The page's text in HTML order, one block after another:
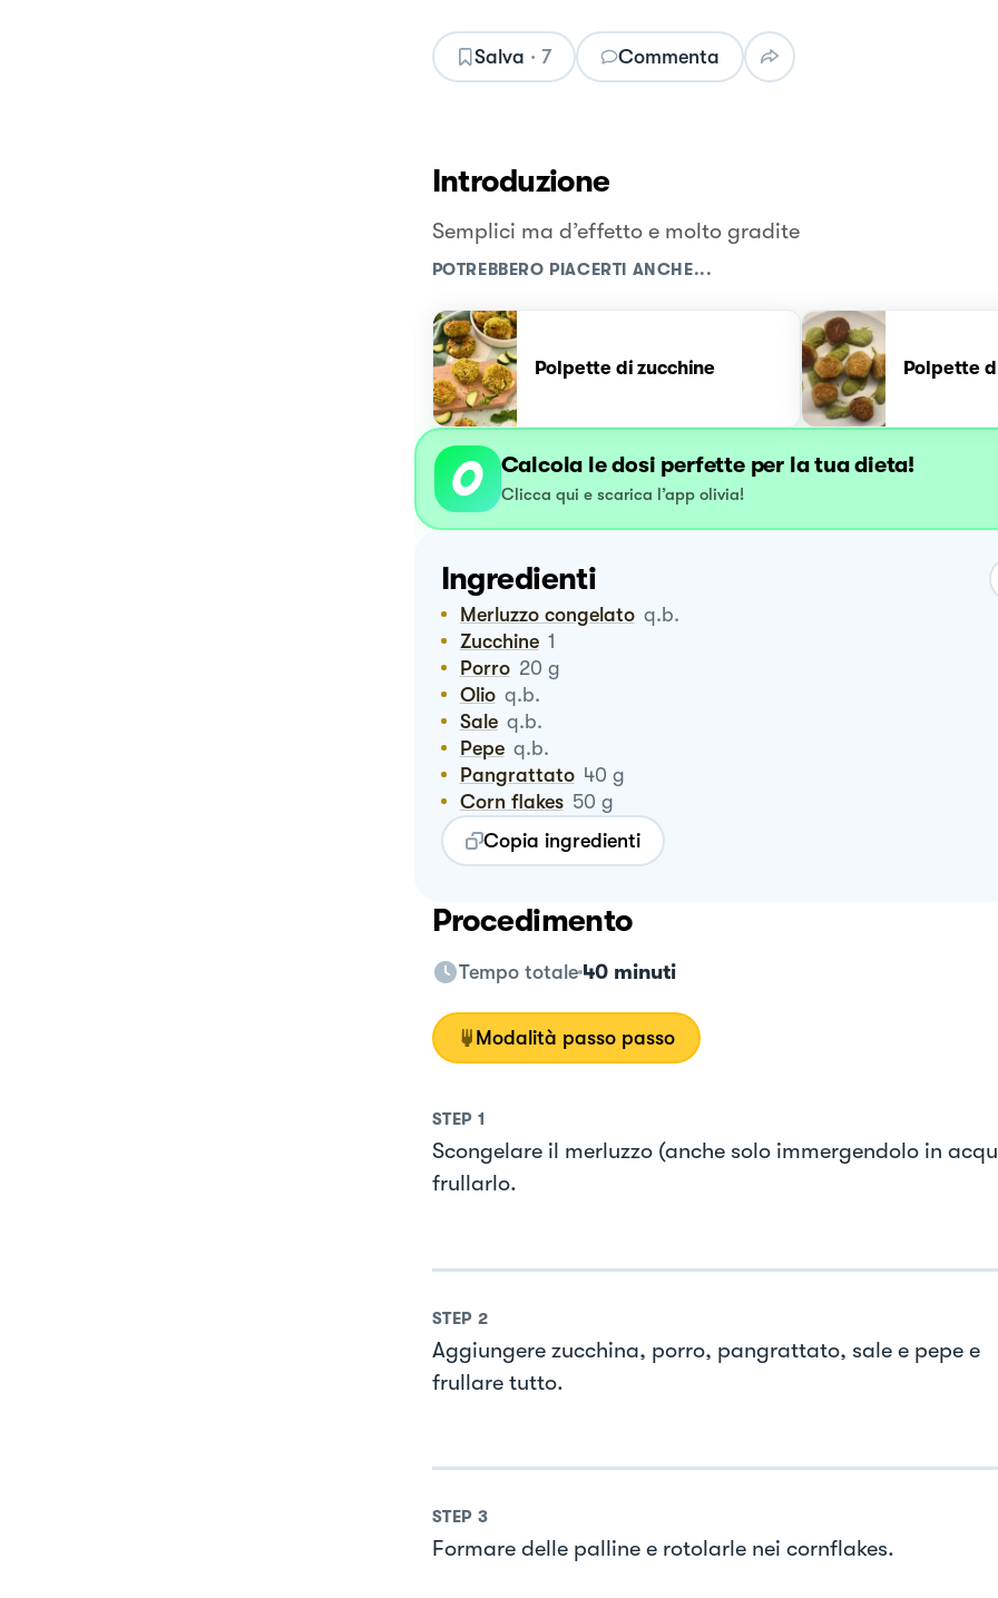
Salva · 7 Commenta
Introduzione
Semplici ma d’effetto e molto gradite
POTREBBERO PIACERTI ANCHE...
Polpette di zucchine Polpette
Calcola le dosi perfette per la tua dieta!
Clicca qui e scarica l’app olivia!
Ingredienti
Merluzzo congelato q.b.
Zucchine 1
Porro 20 g
Olio q.b.
Sale q.b.
Pepe q.b.
Pangrattato 40 g
Corn flakes 50 g
Copia ingredienti
Procedimento
Tempo totale 40 minuti
Modalità passo passo
STEP 1
Scongelare il merluzzo (anche solo immergendolo in
frullarlo.
STEP 2
Aggiungere zucchina, porro, pangrattato, sale e pepe e
frullare tutto.
STEP 3
Formare delle palline e rotolarle nei cornflakes.